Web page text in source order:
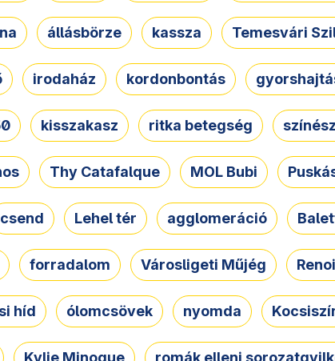
állásbörze kassza Temesvári
irodaház kordonbontás
kisszakasz ritka betegség
Thy Catafalque MOL Bubi
csend Lehel tér agglomeráció
forradalom Városligeti Műjég
híd ólomcsövek nyomda
Kylie Minogue romák elleni